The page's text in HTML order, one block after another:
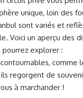
unique, loin des
sont variés et
Voici un aperçu des
pourrez explorer :
comme
regorgent de
à marchander !